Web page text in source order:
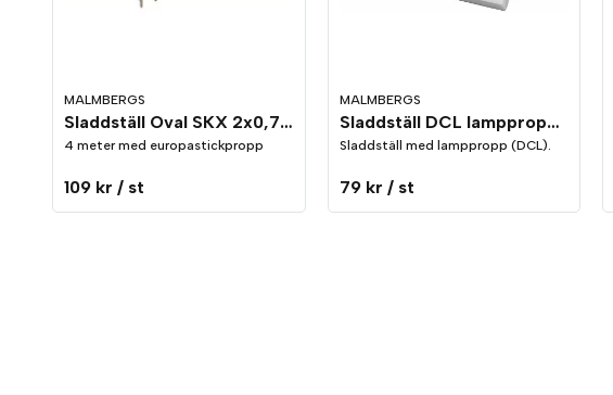
MALMBERGS
Sladdställ Oval SKX 2x0,75 mm²
4 meter med europastickpropp
109 kr / st
MALMBERGS
Sladdställ DCL lamppropp jordad
Sladdställ med lamppropp (DCL).
79 kr / st